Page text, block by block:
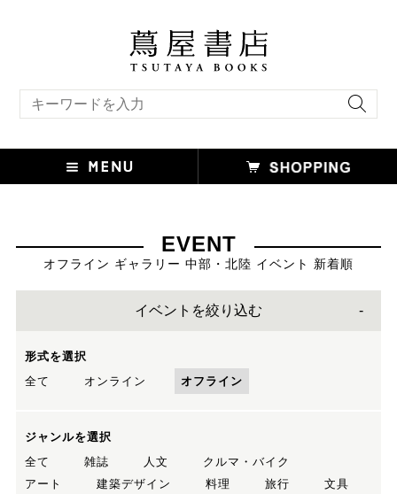
EVENT
オフライン ギャラリー 中部・北陸 イベント 新着順
イベントを絞り込む
形式を選択
全て
オンライン オフライン
ジャンルを選択
全て
雑誌 人文
クルマ・バイク
アート
建築デザイン 料理 旅行
文具